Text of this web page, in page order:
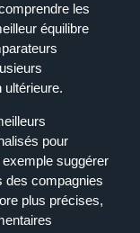
les
équilibre
ultérieure.
pour
suggérer
des compagnies
plus précises,